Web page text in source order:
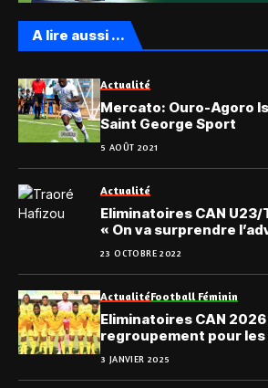
A lire aussi ...
Actualité
Mercato: Ouro-Agoro
Saint George Sport
5 AOÛT 2021
Actualité
Eliminatoires CAN
« On va surprendre
maison »
23 OCTOBRE 2022
ActualitéFootball Féminin
Eliminatoires CAN 2026 (F) : Un
regroupement pour les
3 JANVIER 2025